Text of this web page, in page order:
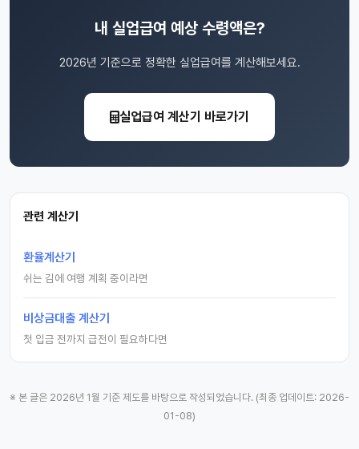
내 실업급여 예상 수령액은?
2026년 기준으로 정확한 실업급여를 계산해보세요.
실업급여 계산기 바로가기
관련 계산기
환율계산기
쉬는 김에 여행 계획 중이라면
비상금대출 계산기
첫 입금 전까지 급전이 필요하다면
※ 본 글은 2026년 1월 기준 제도를 바탕으로 작성되었습니다. (최종 업데이트: 2026-
01-08)